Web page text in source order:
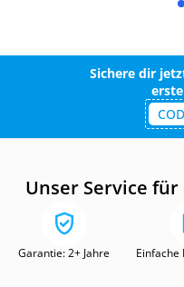
Sichere dir
Unser Service
Garantie: 2+ Jahre Einfache